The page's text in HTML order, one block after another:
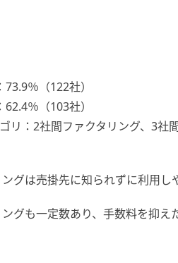
％（122社）
％（103社）
リ：2社間ファクタリング、3社
グは売掛先に知られずに利用し
グも一定数あり、手数料を抑え